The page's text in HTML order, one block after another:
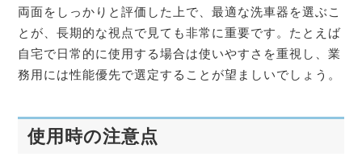
両面をしっかりと評価した上で、最適な洗車器を選ぶこ
とが、長期的な視点で見ても非常に重要です。たとえば
自宅で日常的に使用する場合は使いやすさを重視し、業
務用には性能優先で選定することが望ましいでしょう。
使用時の注意点